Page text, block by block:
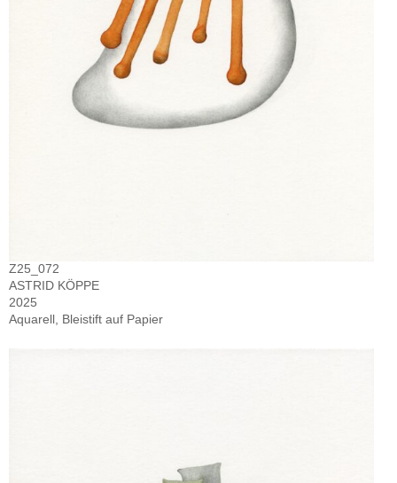
Z25_072
ASTRID KÖPPE
2025
Aquarell, Bleistift auf Papier